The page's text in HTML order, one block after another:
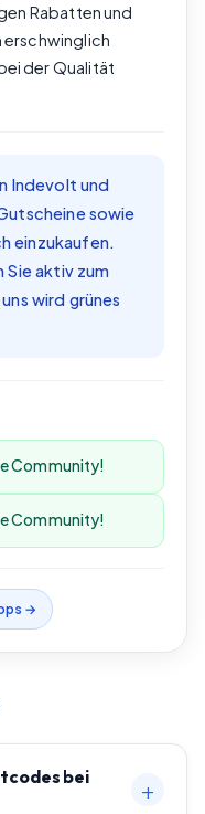
Rabatten und
erschwinglich
der Qualität
Indevolt und
sowie
einzukaufen.
Sie aktiv zum
wird grünes
Community!
Community!
→
bei
+